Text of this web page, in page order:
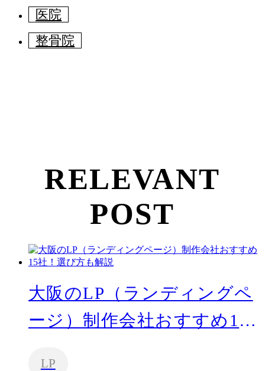
医院
整骨院
RELEVANT
POST
大阪のLP（ランディングペ
ージ）制作会社おすすめ15
LP